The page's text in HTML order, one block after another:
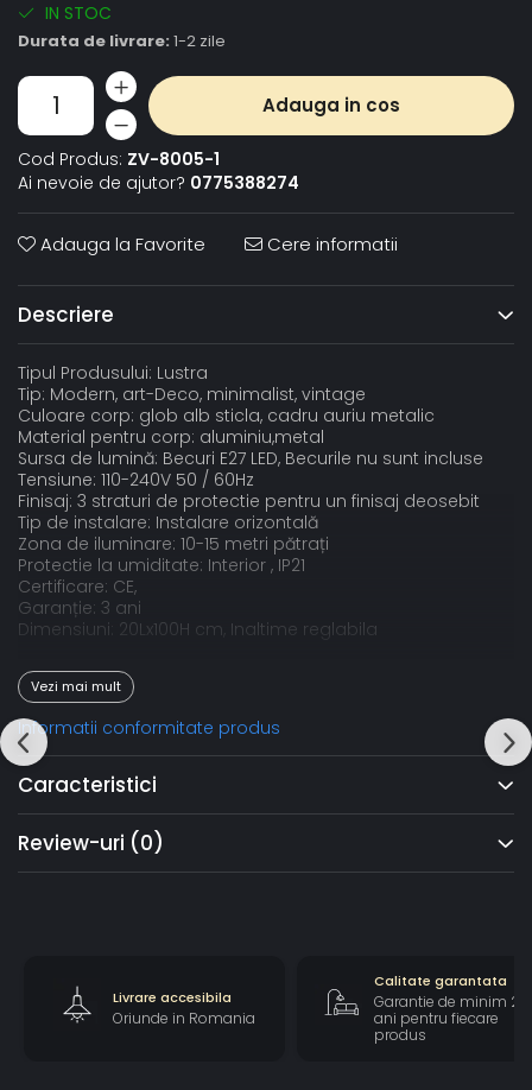
IN STOC
Durata de livrare: 1-2 zile
Adauga in cos
Cod Produs: ZV-8005-1
Ai nevoie de ajutor? 0775388274
Adauga la Favorite Cere informatii
Descriere
Tipul Produsului: Lustra
Tip: Modern, art-Deco, minimalist, vintage
Culoare corp: glob alb sticla, cadru auriu metalic
Material pentru corp: aluminiu,metal
Sursa de lumină: Becuri E27 LED, Becurile nu sunt incluse
Tensiune: 110-240V 50 / 60Hz
Finisaj: 3 straturi de protectie pentru un finisaj deosebit
Tip de instalare: Instalare orizontală
Zona de iluminare: 10-15 metri pătrați
Protectie la umiditate: Interior , IP21
Certificare: CE,
Garanție: 3 ani
Dimensiuni: 20Lx100H cm, Inaltime reglabila
Aplicație:
Birou, living, sufragerie, hotel, restaurant, bar, hol, cafenele,
etc
Vezi mai mult
Informatii conformitate produs
Caracteristici
Review-uri (0)
Livrare accesibila
Oriunde in Romania
Calitate garantata
Garantie de minim 2
ani pentru fiecare
produs